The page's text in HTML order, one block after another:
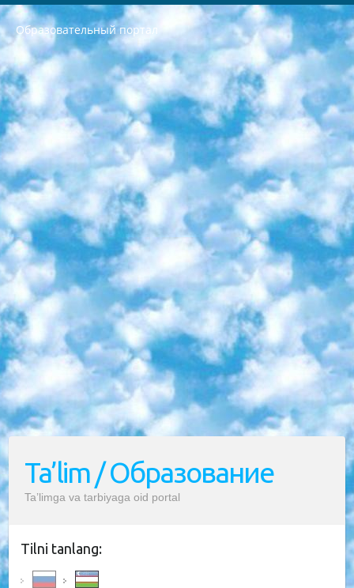
Образовательный портал
РЕСПУБЛИКА УЗБЕКИСТАН МИНИСТРЕРСТВО ДОШКОЛЬНОГО И ШКОЛЬНОГО ОБРАЗОВАНИЯ КОМАНДА в общеобразовательных учреждениях в 2023-2024 учебном году организация и проведение итоговой государственной аттестации обучающихся о Министра дошкольного и школьного образования Республики Узбекистан от 4 марта 2008 года (постановлением Минюста от 20 марта 2008 года № 1778 государственной регистрации) «Итоговое состояние учащихся общего среднего образования на основании положения об утверждении положения об аттестации общего среднего образования выпускной экзамен студентов в образовательных учреждениях в 2023-2024 учебном году В целях организации и прохождения аттестации приказываю: 1. Следующее: перечень предметов, по которым будет проводиться итоговая государственная аттестация и экзамен формы перевода согласно приложению 1; сертификаты международного образца, оценивающие уровень владения иностранными языками перечень согласно приложению 2; 2. Педагогический при специализированных образовательных учреждениях. научно-практический центр квалификации и международной оценки (Д.Давидова) 2024 г. До 25 марта: задания по предметам, по которым будет проводиться итоговая аттестация разработка и утверждение технических условий; итоговая аттестация на основании разработанного предметного задания разработка вопросов по предметам (устно и письменно), экзамен передача; общеобразовательные средние школы и специальные учебные заведения учащиеся выпускных классов школ и интернатов в агентской системе подготовка базы данных экзаменационных материалов и критериев оценки; перевод базы экзаменационных материалов на все языки обучения подать в Республиканский образовательный центр для изготовления; варианты экзаменов на основе разработанных контрольных материалов пусть будут поставлены задачи формирования. 3. Республиканский образовательный центр (Ш.Худайкулов) до 5 апреля 2024 года. до: база данных предоставленных экзаменационных материалов на все языки обучения перевод и экспертиза; для слепых, слабовидящих, глухих, слабослышащих и умственно отсталых детей учащиеся выпускных классов специализированных школ и школ-интернатов база данных экзаменационных материалов на всех преподаваемых языках подготовка критериев оценки; специализированные школы для умственно отсталых детей и технологии для учащихся выпускных классов школ-интернатов разработка соответствующих рекомендаций и критериев проведения ЕГЭ по естествознанию давать задания. 4. Педагогический при специализированных образовательных учреждениях. Научно-практический центр навыков и международной оценки (Д.Давидова), Республика образовательный центр (Худайкулов Ш.) итоговый государственный аттестационный экзамен ориентирован на творческое и логическое мышление при подготовке базы материалов учитывать введение заданий. 5. Следует отметить, что: сертификат государственного образца о знании общеобразовательного предмета и как минимум национальный уровень B1 по предметам на иностранных языках, указанным в Приложении 2. или международно признанный сертификат эквивалентного уровня студенты, изучающие определенный предмет, освобождаются от экзамена; по соответствующим предметам запланирована итоговая государственная аттестация за день до дня, путем жеребьевки Рабочей группой (в письменной форме по предметам, проводимым в форме) из числа сформированных вариантов выбрано 2 варианта; 2 выбранных варианта экзамена анонсированы на официальном сайте министерства и все выпускники по всей стране на основе этих вариантов проводит итоговую государственную аттестацию. 6. Государственное образование учащихся средних общеобразовательных учреждений. знания в соответствии с квалификационными требованиями, которые необходимо приобрести на основании стандартов итоговый (выпускной) контроль для 9 и 11 классов в целях тестирования Экзамены (далее – экзамены) состоят из предметов, перечисленных в приложении 1. будет сделано. 7. Экзамены пройдут с 26 мая по 15 июня 2024 г. (кроме науки физического воспитания). 8. Физическая для учащихся 9 классов общесредних образовательных учреждений. Экзамены по предмету «Образование, квалификация медицина» 1-6 мая 2024 года. сотрудники перевести под присмотр (с отклонениями в физическом или умственном развитии) специализированная школа для детей, школы-интернаты и со сколиозом школы-интернаты санаторного типа для больных детей исключены). 9. Он был слепым, слабовидящим и имел нарушения опорно-двигательного аппарата. экзамены в специализированных школах и интернатах для детей должны проводиться исходя из требований, предъявляемых к общеобразовательным учреждениям (физкультура кроме науки). 10. Специализированная школа для глухих и слабослышащих детей. и экзамены в интернатах и быть реализован в виде письменного теста по математике. 11. Специальность для умственно отсталых детей. Для 9 класса Родной язык и литературное письмо Государственный язык (язык обучения – узбекский). для неклассов) написано Математическое письмо Письменная/устная история Узбекистана Физическое воспитание практично Итоговый контроль Для 11 класса Написание родного языка и литературы (эссе) Математическое письмо Узбекский язык (обучение на узбекском языке) не посещающее общее среднее образование для учреждений)/Образовательное учреждение выбор письменный и устный Иностранный язык письменный/устный Письменная/устная история Узбекистана *По выбору студента:  Химия  Физика  Основы государственного права  География 10 бесплатных образовательных ресурсов - Мы составили подборку онлайн-проектов с интерактивными упражнениями, видеолекциями и статьями. Они помогут вам обрести новые и освежить старые знания бесплатно. 1. «ИНТУИТ» Старейшая образовательная площадка Рунета. Здесь вы найдёте сотни текстовых и видеокурсов на десятки различных тем — от программирования до психологии. Многие курсы подготовлены российскими университетами и крупными международными компаниями вроде Intel и Microsoft. Самостоятельное обучение бесплатное, но желающие могут оплатить услуги персональных наставников. 2. «Смартия» знакомит с актуальными профессиями и подсказывает, как им обучаться. Выбрав заинтересовавшую вас специальность — SMM-специалист, фотограф, веб-дизайнер или другую, — увидите список необходимых для неё умений. Чтобы вы могли освоить их самостоятельно, для каждого умения площадка отображает подборку ссылок на учебные материалы. Хотя «Смартия» ориентируется на русскоязычную аудиторию, часть контента всё же доступна только на английском. 3. «Лекторий Физтеха» Проект Московского физико-технического института (Физтеха). С его помощью вы можете смотреть онлайн серии лекций, записанные на видео в этом вузе. В числе доступных предметов — физика, биология, химия, информационные технологии и другие. К некоторым лекциям администрация ресурса прилагает готовые конспекты, которые можно скачивать в PDF-формате. 4. ITMOcourses Онлайн-площадка Санкт-Петербургского национального исследовательского университета информационных технологий, механики и оптики (ИТМО). Ресурс предоставляет свободный доступ к курсам, разработанным в этом вузе. Каталог материалов разбит на четыре категории: «Оптические системы и технологии», «Приборостроение и робототехника», «Информационные технологии» и «Биотехнологии». Курсы состоят из видеолекций, интерактивных демонстраций и заданий. 5. «КиберЛенинка» Электронная научная библиотека открытого доступа. Каталог площадки регулярно обрастает текстами статей из различных научных изданий. Сгруппированные по журналам и рубрикам публикации можно читать онлайн или скачивать целиком в PDF-формате. Проект нацелен на популяризацию науки за счёт открытого доступа к качественной информации. 6. «ПостНаука» На этом ресурсе публикуют подборки видеолекций, составленные экспертами из разных отраслей и объединённые общими темами. Среди них, к примеру, есть серии «Биоинформатика и геномика», «Культура средневековой Скандинавии» и Cinema Studies о теории кино. Каждая подборка лекций — логически связанная история, рассказанная экспертом от первого лица. Кроме того, на сайте появляются научно-образовательные статьи и тесты на разные темы. 7. «Newочём» Команда проекта «Newочём» отбирает самые интересные тексты из англоязычных СМИ и переводит те из них, за которые голосуют участники сообщества «ВКонтакте». По большей части это научно-популярные статьи. Редакторы придумывают лишь заголовки, в остальном содержание переводов соответствует оригиналам. Полные тексты можно читать прямо в социальной сети. 8. InternetUrok Онлайн-база материалов по основным дисциплинам школьной программы. Информация на сайте структурирована по классам, предметам и темам (урокам). Каждый урок состоит из видеолекций и конспектов. Есть также интерактивные тренажёры и тесты для закрепления пройденного материала. Даже если вы давно окончили школу, возможность повторить программу старших классов всегда может пригодиться. 9. Edutainme Ещё один ресурс об образовании. В отличие от Newtonew, как мне кажется, Edutainme больше ориентируется на представителей индустрии: педагогов, предпринимателей, разработчиков образовательных проектов. Но и любой, кто просто стремится к саморазвитию, найдёт на сайте много полезного и интересного для себя. Например, информацию о новых курсах и образовательных сервисах. 10. Newtonew Онлайн-медиа об образовании и обучении в широком смысле. Авторы Newtonew пишут об инструментах, заведениях, тактиках и стратегиях, которые помогают учить других и получать новые знания самостоятельно. На этой площадке вы найдёте новости, обзоры, аналитические мат
Ta’lim / Образование
Ta’limga va tarbiyaga oid portal
Tilni tanlang: